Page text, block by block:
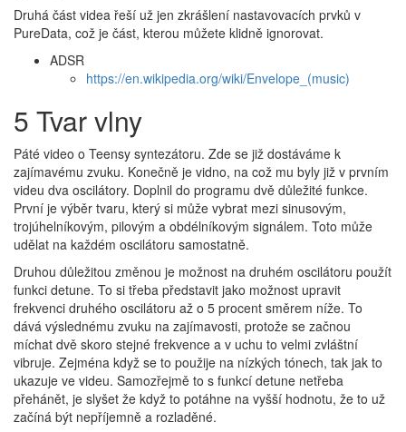
Druhá část videa řeší už jen zkrášlení nastavovacích prvků v
PureData, což je část, kterou můžete klidně ignorovat.
ADSR
https://en.wikipedia.org/wiki/Envelope_(music)
5 Tvar vlny
Páté video o Teensy syntezátoru. Zde se již dostáváme k
zajímavému zvuku. Konečně je vidno, na což mu byly již v prvním
videu dva oscilátory. Doplnil do programu dvě důležité funkce.
První je výběr tvaru, který si může vybrat mezi sinusovým,
trojúhelníkovým, pilovým a obdélníkovým signálem. Toto může
udělat na každém oscilátoru samostatně.
Druhou důležitou změnou je možnost na druhém oscilátoru použít
funkci detune. To si třeba představit jako možnost upravit
frekvenci druhého oscilátoru až o 5 procent směrem níže. To
dává výslednému zvuku na zajímavosti, protože se začnou
míchat dvě skoro stejné frekvence a v uchu to velmi zvláštní
vibruje. Zejména když se to použije na nízkých tónech, tak jak to
ukazuje ve videu. Samozřejmě to s funkcí detune netřeba
přehánět, je slyšet že když to potáhne na vyšší hodnotu, že to už
začíná být nepříjemně a rozladěné.